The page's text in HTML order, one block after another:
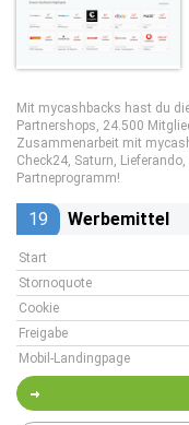
Mit mycashbacks hast du
Partnershops, 24.500
Zusammenarbeit mit
Check24, Saturn,
Partneprogramm!
19 Werbemittel
Start
Stornoquote
Cookie
Freigabe
Mobil-Landingpage